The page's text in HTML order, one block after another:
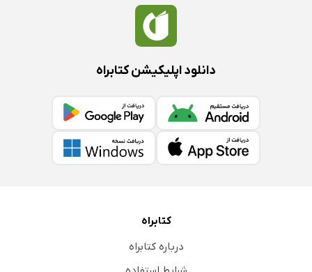
دانلود اپلیکیشن کتابراه
کتابراه
درباره کتابراه